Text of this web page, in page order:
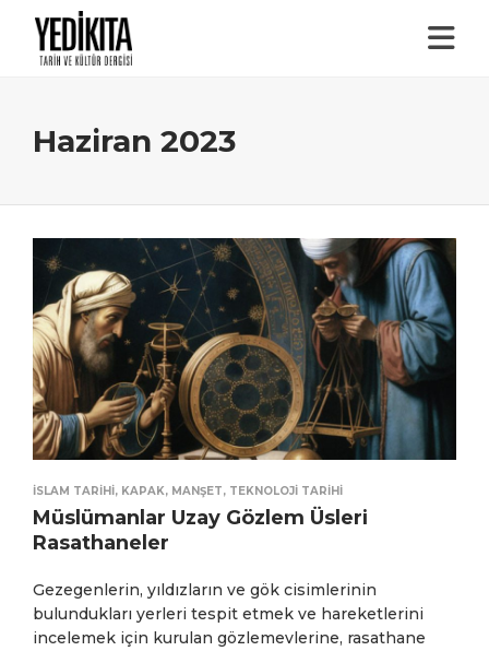
Haziran 2023
İSLAM TARIHI, KAPAK, MANŞET, TEKNOLOJI TARIHI
Müslümanlar Uzay Gözlem Üsleri
Rasathaneler
Gezegenlerin, yıldızların ve gök cisimlerinin
bulundukları yerleri tespit etmek ve hareketlerini
incelemek için kurulan gözlemevlerine, rasathane